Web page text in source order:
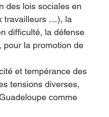
des lois sociales en
travailleurs …), la
difficulté, la défense
pour la promotion de
et tempérance des
tensions diverses,
comme